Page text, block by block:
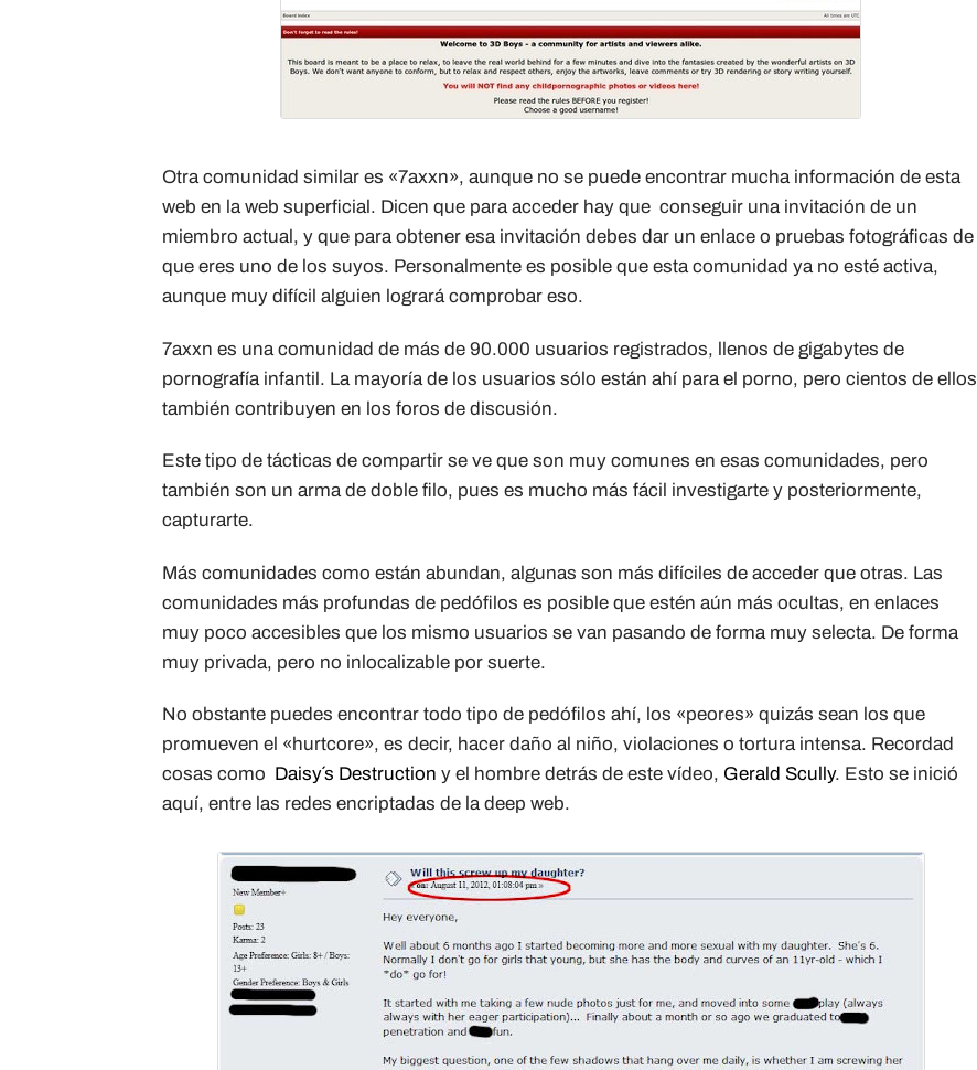
Otra comunidad similar es «7axxn», aunque no se puede encontrar mucha información de esta
web en la web superficial. Dicen que para acceder hay que conseguir una invitación de un
miembro actual, y que para obtener esa invitación debes dar un enlace o pruebas fotográficas de
que eres uno de los suyos. Personalmente es posible que esta comunidad ya no esté activa,
aunque muy difícil alguien logrará comprobar eso.
7axxn es una comunidad de más de 90.000 usuarios registrados, llenos de gigabytes de
pornografía infantil. La mayoría de los usuarios sólo están ahí para el porno, pero cientos de ellos
también contribuyen en los foros de discusión.
Este tipo de tácticas de compartir se ve que son muy comunes en esas comunidades, pero
también son un arma de doble filo, pues es mucho más fácil investigarte y posteriormente,
capturarte.
Más comunidades como están abundan, algunas son más difíciles de acceder que otras. Las
comunidades más profundas de pedófilos es posible que estén aún más ocultas, en enlaces
muy poco accesibles que los mismo usuarios se van pasando de forma muy selecta. De forma
muy privada, pero no inlocalizable por suerte.
No obstante puedes encontrar todo tipo de pedófilos ahí, los «peores» quizás sean los que
promueven el «hurtcore», es decir, hacer daño al niño, violaciones o tortura intensa. Recordad
cosas como Daisy´s Destruction y el hombre detrás de este vídeo, Gerald Scully. Esto se inició
aquí, entre las redes encriptadas de la deep web.